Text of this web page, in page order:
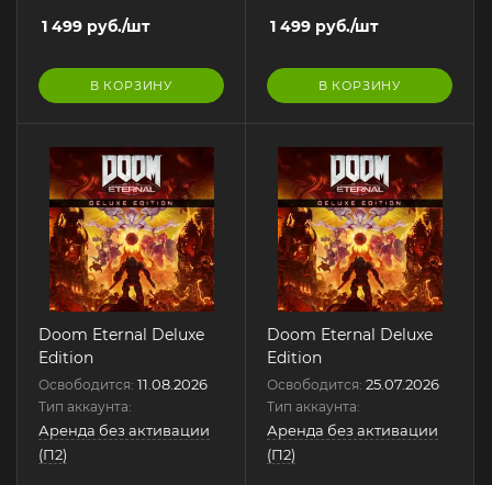
1 499 руб./шт
В КОРЗИНУ
1 499 руб./шт
В КОРЗИНУ
Doom Eternal Deluxe
Edition
Освободится: 11.08.2026
Тип аккаунта:
Аренда без активации
(П2)
Doom Eternal Deluxe
Edition
Освободится: 25.07.2026
Тип аккаунта:
Аренда без активации
(П2)